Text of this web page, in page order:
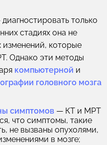
только
стадиях она не
изменений, которые
Однако эти методы
компьютерной и
головного мозга
симптомов — КТ и МРТ
что симптомы, такие
не вызваны опухолями,
в мозге;